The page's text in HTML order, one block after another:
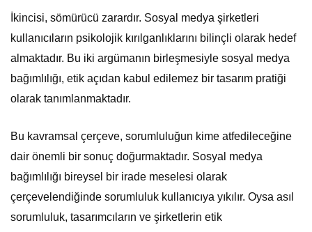
İkincisi, sömürücü zarardır. Sosyal medya şirketleri
kullanıcıların psikolojik kırılganlıklarını bilinçli olarak hedef
almaktadır. Bu iki argümanın birleşmesiyle sosyal medya
bağımlılığı, etik açıdan kabul edilemez bir tasarım pratiği
olarak tanımlanmaktadır.
Bu kavramsal çerçeve, sorumluluğun kime atfedileceğine
dair önemli bir sonuç doğurmaktadır. Sosyal medya
bağımlılığı bireysel bir irade meselesi olarak
çerçevelendiğinde sorumluluk kullanıcıya yıkılır. Oysa asıl
sorumluluk, tasarımcıların ve şirketlerin etik